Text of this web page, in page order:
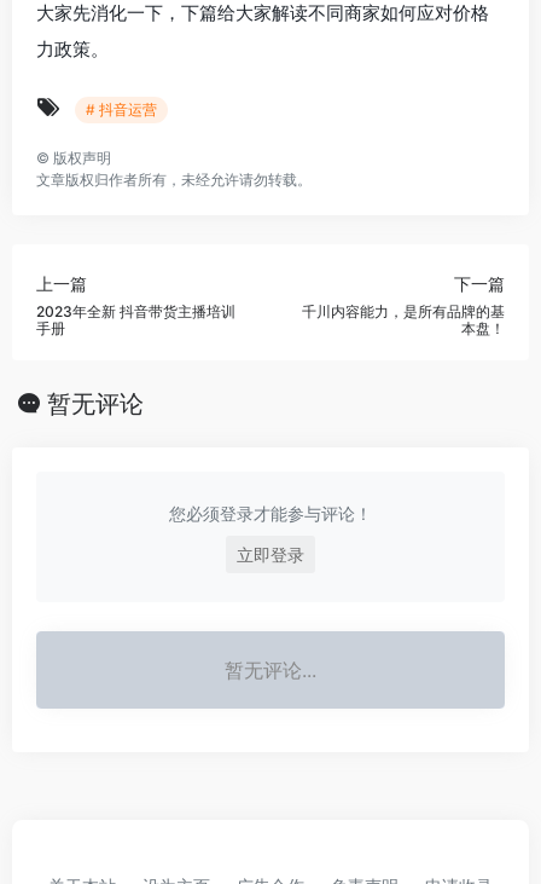
大家先消化一下，下篇给大家解读不同商家如何应对价格
力政策。
# 抖音运营
© 版权声明
文章版权归作者所有，未经允许请勿转载。
上一篇
2023年全新 抖音带货主播培训
手册
下一篇
千川内容能力，是所有品牌的基
本盘！
暂无评论
您必须登录才能参与评论！
立即登录
暂无评论...